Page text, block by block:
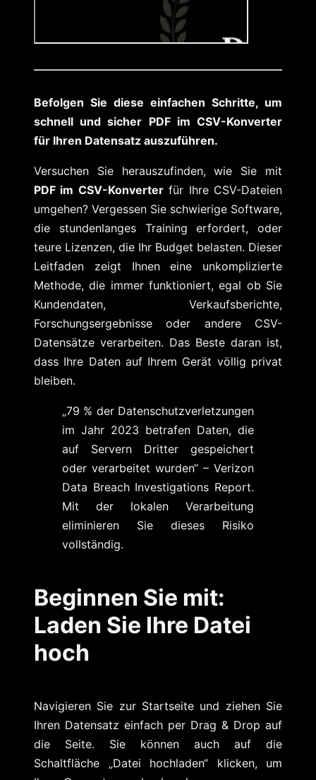
Befolgen Sie diese einfachen Schritte, um
schnell und sicher PDF im CSV-Konverter
für Ihren Datensatz auszuführen.
Versuchen Sie herauszufinden, wie Sie mit
PDF im CSV-Konverterfür Ihre CSV-Dateien
umgehen? Vergessen Sie schwierige Software,
die stundenlanges Training erfordert, oder
teure Lizenzen, die Ihr Budget belasten. Dieser
Leitfaden zeigt Ihnen eine unkomplizierte
Methode, die immer funktioniert, egal ob Sie
Kundendaten, Verkaufsberichte,
Forschungsergebnisse oder andere CSV-
Datensätze verarbeiten. Das Beste daran ist,
dass Ihre Daten auf Ihrem Gerät völlig privat
bleiben.
„79 % der Datenschutzverletzungen
im Jahr 2023 betrafen Daten, die
auf Servern Dritter gespeichert
oder verarbeitet wurden“ – Verizon
Data Breach Investigations Report.
Mit der lokalen Verarbeitung
eliminieren Sie dieses Risiko
vollständig.
Beginnen Sie mit:
Laden Sie Ihre Datei
hoch
Navigieren Sie zur Startseite und ziehen Sie
Ihren Datensatz einfach per Drag & Drop auf
die Seite. Sie können auch auf die
Schaltfläche „Datei hochladen“ klicken, um